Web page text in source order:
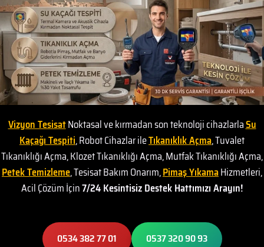
Vizyon TesisatNoktasal ve kırmadan son teknoloji cihazlarlaSu
Kaçağı Tespiti, Robot Cihazlar ileTıkanıklık Açma, Tuvalet
Tıkanıklığı Açma, Klozet Tıkanıklığı Açma, Mutfak Tıkanıklığı Açma,
Petek Temizleme, Tesisat Bakım Onarım,Pimaş YıkamaHizmetleri,
Acil Çözüm İçin7/24 Kesintisiz Destek Hattımızı Arayın!
0534 382 77 01 0537 320 90 93